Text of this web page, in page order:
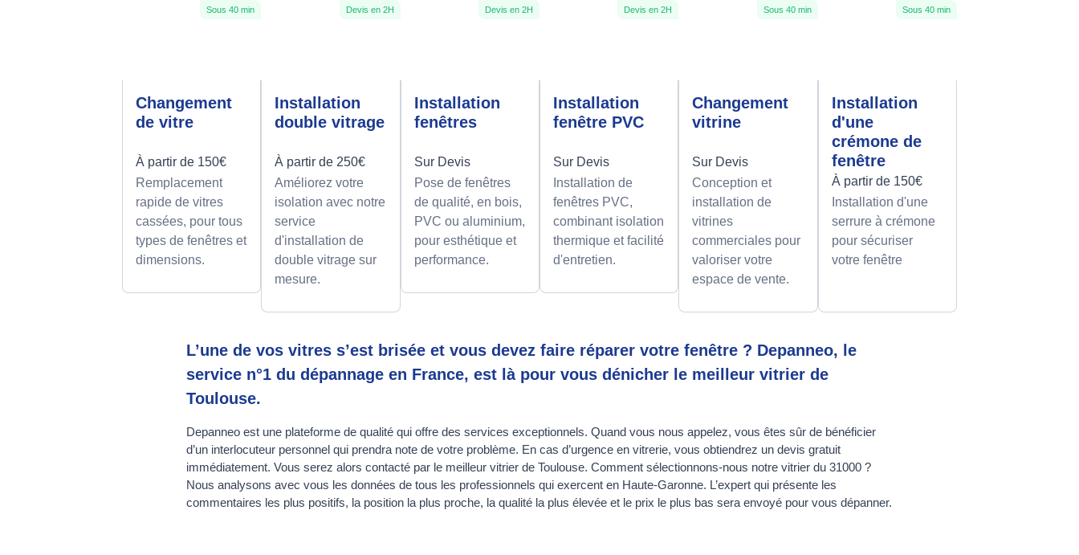
Sous 40 min
Changement
de vitre
À partir de 150€
Remplacement
rapide de vitres
cassées, pour tous
types de fenêtres et
dimensions.
Devis en 2H
Installation
double vitrage
À partir de 250€
Améliorez votre
isolation avec notre
service
d'installation de
double vitrage sur
mesure.
Devis en 2H
Installation
fenêtres
Sur Devis
Pose de fenêtres
de qualité, en bois,
PVC ou aluminium,
pour esthétique et
performance.
Devis en 2H
Installation
fenêtre PVC
Sur Devis
Installation de
fenêtres PVC,
combinant isolation
thermique et facilité
d'entretien.
Sous 40 min
Changement
vitrine
Sur Devis
Conception et
installation de
vitrines
commerciales pour
valoriser votre
espace de vente.
Sous 40 min
Installation
d'une
crémone de
fenêtre
À partir de 150€
Installation d'une
serrure à crémone
pour sécuriser
votre fenêtre
L’une de vos vitres s’est brisée et vous devez faire réparer votre fenêtre ? Depanneo, le
service n°1 du dépannage en France, est là pour vous dénicher le meilleur vitrier de
Toulouse.
Depanneo est une plateforme de qualité qui offre des services exceptionnels. Quand vous nous appelez, vous êtes sûr de bénéficier
d’un interlocuteur personnel qui prendra note de votre problème. En cas d’urgence en vitrerie, vous obtiendrez un devis gratuit
immédiatement. Vous serez alors contacté par le meilleur vitrier de Toulouse. Comment sélectionnons-nous notre vitrier du 31000 ?
Nous analysons avec vous les données de tous les professionnels qui exercent en Haute-Garonne. L’expert qui présente les
commentaires les plus positifs, la position la plus proche, la qualité la plus élevée et le prix le plus bas sera envoyé pour vous dépanner.